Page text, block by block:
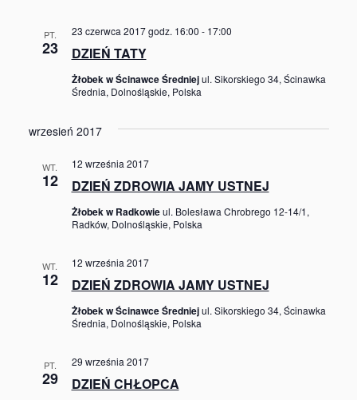
PT.
23 DZIEŃ TATY
23 czerwca 2017 godz. 16:00 - 17:00
Żłobek w Ścinawce Średniejul. Sikorskiego 34, Ścinawka
Średnia, Dolnośląskie, Polska
wrzesień 2017
WT.
12 DZIEŃ ZDROWIA JAMY USTNEJ
12 września 2017
Żłobek w Radkowieul. Bolesława Chrobrego 12-14/1,
Radków, Dolnośląskie, Polska
WT.
12 DZIEŃ ZDROWIA JAMY USTNEJ
12 września 2017
Żłobek w Ścinawce Średniejul. Sikorskiego 34, Ścinawka
Średnia, Dolnośląskie, Polska
PT.
29 DZIEŃ CHŁOPCA
29 września 2017